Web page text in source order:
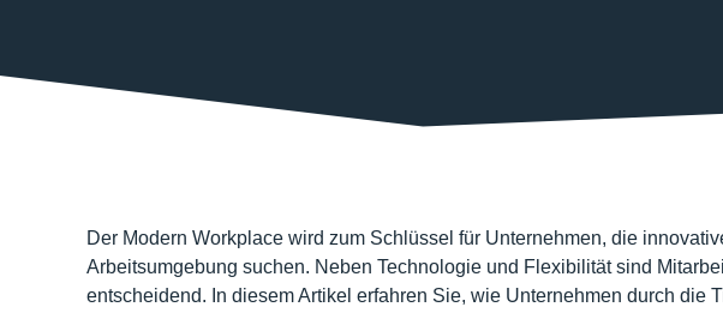
Der Modern Workplace wird zum Schlüssel für Unternehmen, die
Arbeitsumgebung suchen. Neben Technologie und Flexibilität sind
entscheidend. In diesem Artikel erfahren Sie, wie Unternehmen durch die